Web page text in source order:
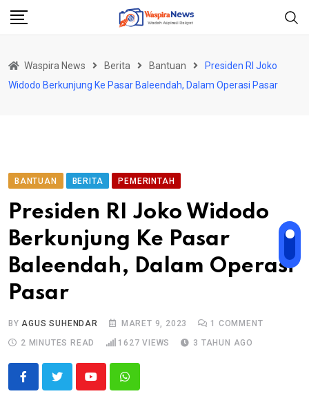
Skip
Waspira News Berita Bantuan
Presiden RI Joko
Widodo Berkunjung Ke Pasar Baleendah, Dalam Operasi Pasar
BANTUAN BERITA PEMERINTAH
Presiden RI Joko Widodo
Berkunjung Ke Pasar
Baleendah, Dalam Operasi
Pasar
BYAGUS SUHENDAR MARET 9, 2023 1
COMMENT
2 MINUTES READ
1627 VIEWS 3 TAHUN AGO
YoutubeWhatsapp